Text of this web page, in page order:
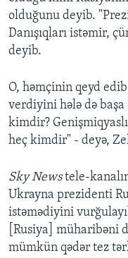
olduğunu deyib.
Danışıqları istəmir,
deyib.
O, həmçinin qeyd
verdiyini hələ də
kimdir?
heç kimdir" - deyə,
Sky Newstele-
Ukrayna prezidenti
istəmədiyini
[Rusiya] müharibəni
mümkün qədər tez